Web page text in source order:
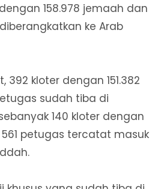
158.978 jemaah dan
ke Arab
392 kloter dengan 151.382
sudah tiba di
140 kloter dengan
petugas tercatat masuk